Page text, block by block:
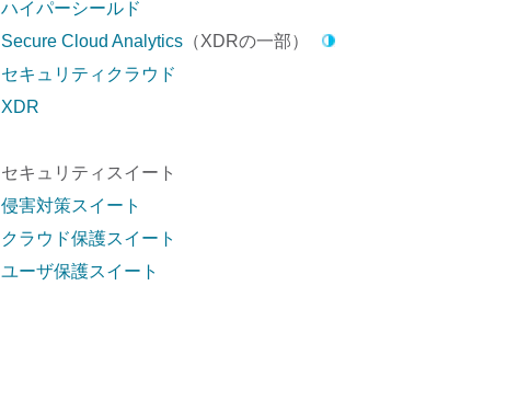
ハイパーシールド
Secure Cloud Analytics （XDRの一部）
セキュリティクラウド
XDR
セキュリティスイート
侵害対策スイート
クラウド保護スイート
ユーザ保護スイート